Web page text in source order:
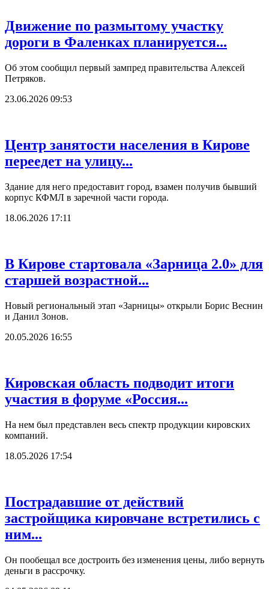
Движение по размытому участку
дороги в Фаленках планируется...
Об этом сообщил первый зампред правительства Алексей
Петряков.
23.06.2026 09:53
Центр занятости населения в Кирове
переедет на улицу...
Здание для него предоставит город, взамен получив бывший
корпус КФМЛ в заречной части города.
18.06.2026 17:11
В Кирове стартовала «Зарница 2.0» для
старшей возрастной...
Новый региональный этап «Зарницы» открыли Борис Веснин
и Данил Зонов.
20.05.2026 16:55
Кировская область подводит итоги
участия в форуме «Россия...
На нем был представлен весь спектр продукции кировских
компаний.
18.05.2026 17:54
Пострадавшие от действий
застройщика кировчане встретились с
ним...
Он пообещал все достроить без изменения цены, либо вернуть
деньги в рассрочку.